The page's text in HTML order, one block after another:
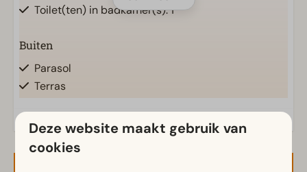
Toilet(ten) in badkamer(s): 1
Buiten
Parasol
Terras
Tuinset
Keuken
Deze website maakt gebruik van
cookies